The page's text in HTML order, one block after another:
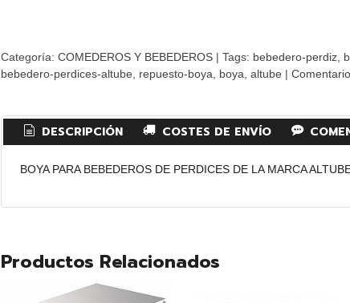
Categoría: COMEDEROS Y BEBEDEROS| Tags: bebedero-perdiz
bebedero-perdices-altube
repuesto-boya boya altube |
DESCRIPCIÓN COSTES DE ENVÍO
BOYA PARA BEBEDEROS DE PERDICES DE LA MARCA
Productos Relacionados